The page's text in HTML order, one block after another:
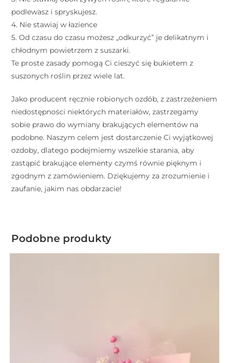
podlewasz i spryskujesz. ⠀
4. Nie stawiaj w łazience ⠀
5. Od czasu do czasu możesz „odkurzyć” je delikatnym i
chłodnym powietrzem z suszarki. ⠀
Te proste zasady pomogą Ci cieszyć się bukietem z
suszonych roślin przez wiele lat. ⠀
Jako producent ręcznie robionych ozdób, z zastrzeżeniem
niedostępności niektórych materiałów, zastrzegamy
sobie prawo do wymiany brakujących elementów na
podobne. Naszym celem jest dostarczenie Ci wyjątkowej
ozdoby, dlatego podejmiemy wszelkie starania, aby
zastąpić brakujące elementy czymś równie pięknym i
zgodnym z zamówieniem. Dziękujemy za zrozumienie i
zaufanie, jakim nas obdarzacie!
Podobne produkty